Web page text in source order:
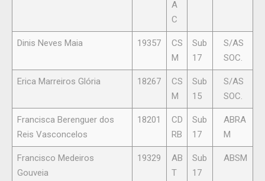
A
C
Dinis Neves Maia 19357
CS
M
Sub
17
S/AS
SOC.
Erica Marreiros Glória 18267
CS
M
Sub
15
S/AS
SOC.
Francisca Berenguer dos
Reis Vasconcelos
18201
CD
RB
Sub
17
ABRA
M
Francisco Medeiros
Gouveia
19329
AB
T
Sub
17
ABSM